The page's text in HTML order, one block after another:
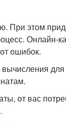
При этом
Онлайн-
ошибок.
от вас